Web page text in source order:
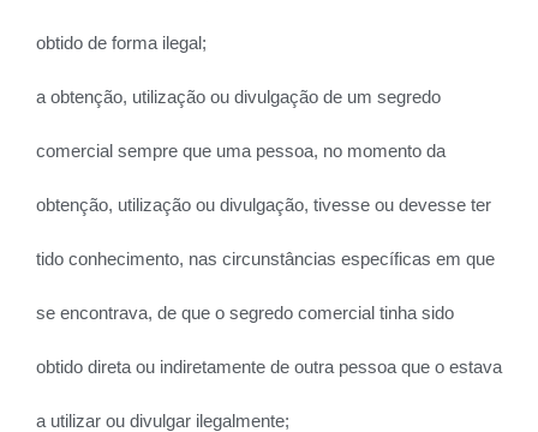
obtido de forma ilegal;
a obtenção, utilização ou divulgação de um segredo
comercial sempre que uma pessoa, no momento da
obtenção, utilização ou divulgação, tivesse ou devesse ter
tido conhecimento, nas circunstâncias específicas em que
se encontrava, de que o segredo comercial tinha sido
obtido direta ou indiretamente de outra pessoa que o estava
a utilizar ou divulgar ilegalmente;